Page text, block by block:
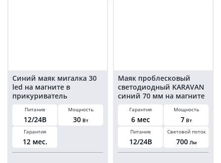
Синий маяк мигалка 30
led на магните в
прикуриватель
KARAVAN-PM2113
Питание
12/24В
Мощность
30 Вт
Гарантия
12 мес.
Маяк проблесковый
светодиодный KARAVAN
синий 70 мм на магните
в прикуриватель
Гарантия
6 мес
Мощность
7 Вт
Питание
12/24В
Световой поток
700 Лм